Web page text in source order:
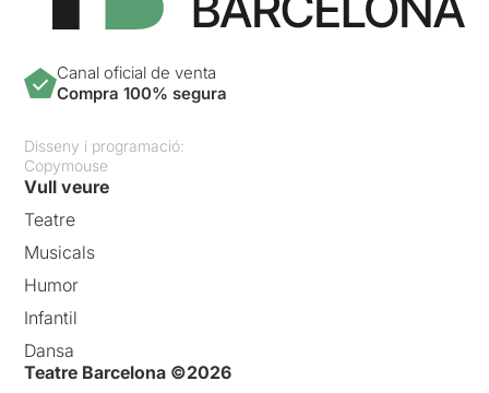
Canal oficial de venta
Compra 100% segura
Disseny i programació:
Copymouse
Vull veure
Teatre
Musicals
Humor
Infantil
Dansa
Teatre Barcelona ©2026